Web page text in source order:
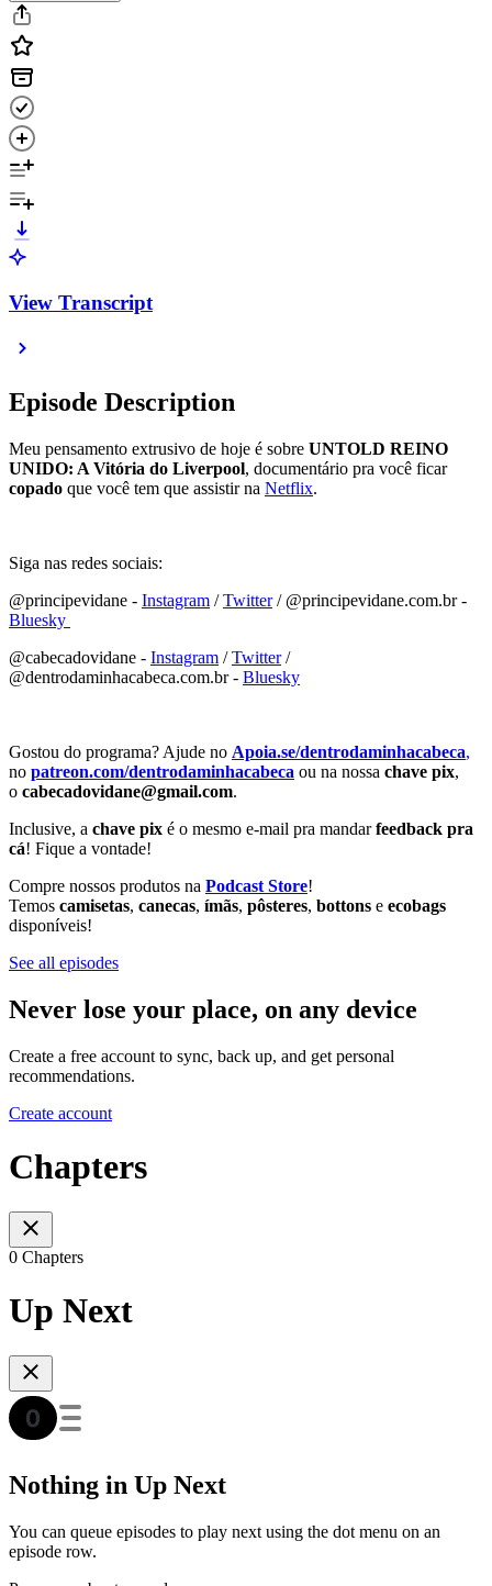
View Transcript
Episode Description
Meu pensamento extrusivo de hoje é sobre UNTOLD REINO
UNIDO: A Vitória do Liverpool, documentário pra você ficar
copado que você tem que assistir na ⁠Netflix⁠.
Siga nas redes sociais:
@principevidane - ⁠⁠⁠⁠⁠⁠⁠⁠⁠⁠⁠⁠⁠⁠⁠⁠⁠⁠⁠⁠⁠⁠⁠⁠⁠⁠⁠⁠⁠⁠⁠⁠⁠⁠⁠⁠⁠⁠⁠⁠⁠⁠⁠⁠⁠⁠⁠⁠⁠⁠⁠⁠⁠⁠⁠⁠⁠⁠⁠⁠⁠⁠Instagram⁠⁠⁠⁠⁠⁠⁠⁠⁠⁠⁠⁠⁠⁠⁠⁠⁠⁠⁠⁠⁠⁠⁠⁠⁠⁠⁠⁠⁠⁠⁠⁠⁠⁠⁠⁠⁠⁠⁠⁠⁠⁠⁠⁠⁠⁠⁠⁠⁠⁠⁠⁠⁠⁠⁠⁠⁠⁠⁠⁠⁠⁠ /⁠⁠⁠⁠⁠⁠⁠⁠⁠⁠⁠⁠⁠⁠⁠⁠⁠⁠⁠⁠⁠⁠⁠⁠⁠⁠⁠⁠⁠⁠⁠⁠⁠⁠⁠⁠⁠⁠⁠⁠⁠⁠⁠⁠⁠⁠⁠⁠⁠⁠⁠⁠⁠⁠⁠⁠⁠⁠⁠⁠⁠⁠Twitter⁠⁠⁠⁠⁠⁠⁠⁠⁠⁠⁠⁠⁠⁠⁠⁠⁠⁠⁠⁠⁠⁠⁠⁠⁠⁠⁠⁠⁠⁠⁠⁠⁠⁠⁠⁠⁠⁠⁠⁠⁠⁠⁠⁠⁠⁠⁠⁠⁠⁠⁠⁠⁠⁠⁠⁠⁠⁠⁠⁠⁠⁠/ @principevidane.com.br -
⁠⁠⁠⁠⁠⁠⁠⁠⁠⁠⁠⁠⁠⁠⁠⁠⁠⁠⁠⁠⁠⁠⁠⁠⁠⁠⁠⁠⁠⁠⁠⁠⁠⁠⁠⁠⁠⁠⁠⁠⁠⁠⁠⁠⁠⁠⁠⁠⁠⁠⁠⁠⁠⁠⁠⁠⁠⁠⁠⁠⁠⁠Bluesky ⁠⁠⁠⁠⁠⁠⁠⁠⁠⁠⁠⁠⁠⁠⁠⁠⁠⁠⁠⁠⁠⁠⁠⁠⁠⁠⁠⁠⁠⁠⁠⁠⁠⁠⁠⁠⁠⁠⁠⁠⁠⁠⁠⁠⁠⁠⁠⁠⁠⁠⁠⁠⁠⁠⁠⁠⁠⁠⁠⁠⁠
@cabecadovidane - ⁠⁠⁠⁠⁠⁠⁠⁠⁠⁠⁠⁠⁠⁠⁠⁠⁠⁠⁠⁠⁠⁠⁠⁠⁠⁠⁠⁠⁠⁠⁠⁠⁠⁠⁠⁠⁠⁠⁠⁠⁠⁠⁠⁠⁠⁠⁠⁠⁠⁠⁠⁠⁠⁠⁠⁠⁠⁠⁠⁠⁠⁠Instagram⁠⁠⁠⁠⁠⁠⁠⁠⁠⁠⁠⁠⁠⁠⁠⁠⁠⁠⁠⁠⁠⁠⁠⁠⁠⁠⁠⁠⁠⁠⁠⁠⁠⁠⁠⁠⁠⁠⁠⁠⁠⁠⁠⁠⁠⁠⁠⁠⁠⁠⁠⁠⁠⁠⁠⁠⁠⁠⁠⁠⁠⁠ /⁠⁠⁠⁠⁠⁠⁠⁠⁠⁠⁠⁠⁠⁠⁠⁠⁠⁠⁠⁠⁠⁠⁠⁠⁠⁠⁠⁠⁠⁠⁠⁠⁠⁠⁠⁠⁠⁠⁠⁠⁠⁠⁠⁠⁠⁠⁠⁠⁠⁠⁠⁠⁠⁠⁠⁠⁠⁠⁠⁠⁠⁠Twitter⁠⁠⁠⁠⁠⁠⁠⁠⁠⁠⁠⁠⁠⁠⁠⁠⁠⁠⁠⁠⁠⁠⁠⁠⁠⁠⁠⁠⁠⁠⁠⁠⁠⁠⁠⁠⁠⁠⁠⁠⁠⁠⁠⁠⁠⁠⁠⁠⁠⁠⁠⁠⁠⁠⁠⁠⁠⁠⁠⁠⁠⁠/
@dentrodaminhacabeca.com.br - ⁠⁠⁠⁠⁠⁠⁠⁠⁠⁠⁠⁠⁠⁠⁠⁠⁠⁠⁠⁠⁠⁠⁠⁠⁠⁠⁠⁠⁠⁠⁠⁠⁠⁠⁠⁠⁠⁠⁠⁠⁠⁠⁠⁠⁠⁠⁠⁠⁠⁠⁠⁠⁠⁠⁠⁠⁠⁠⁠⁠⁠⁠Bluesky⁠⁠⁠⁠⁠⁠⁠⁠⁠⁠⁠⁠⁠⁠⁠⁠⁠⁠⁠⁠⁠⁠⁠⁠⁠⁠⁠⁠⁠⁠⁠⁠⁠⁠⁠⁠⁠⁠⁠⁠⁠⁠⁠⁠⁠⁠⁠⁠⁠⁠⁠⁠⁠⁠⁠⁠⁠⁠⁠⁠⁠⁠
Gostou do programa? Ajude no ⁠⁠⁠⁠⁠⁠⁠⁠⁠⁠Apoia.se/dentrodaminhacabeca⁠⁠⁠⁠⁠⁠⁠⁠⁠⁠⁠⁠⁠⁠⁠⁠⁠⁠⁠⁠⁠⁠⁠⁠⁠⁠⁠⁠⁠⁠⁠⁠⁠⁠⁠⁠⁠⁠⁠⁠⁠⁠⁠⁠⁠⁠⁠⁠⁠⁠⁠⁠⁠⁠⁠⁠⁠⁠⁠⁠⁠⁠,⁠⁠⁠⁠⁠⁠⁠⁠⁠⁠⁠⁠⁠⁠⁠⁠⁠⁠⁠⁠⁠⁠⁠⁠⁠⁠⁠⁠⁠⁠⁠⁠⁠⁠⁠⁠⁠⁠⁠⁠⁠⁠⁠⁠⁠⁠⁠⁠⁠⁠⁠⁠⁠⁠⁠⁠⁠⁠⁠⁠⁠⁠
no patreon.com/dentrodaminhacabeca ou na nossa chave pix,
o cabecadovidane@gmail.com.
Inclusive, a chave pix é o mesmo e-mail pra mandarfeedback pra
cá! Fique a vontade!
Compre nossos produtos na Podcast Store!
Temos camisetas, canecas, ímãs, pôsteres, bottons e ecobags
disponíveis!
See all episodes
Never lose your place, on any device
Create a free account to sync, back up, and get personal
recommendations.
Create account
Chapters
0 Chapters
Up Next
Nothing in Up Next
You can queue episodes to play next using the dot menu on an
episode row.